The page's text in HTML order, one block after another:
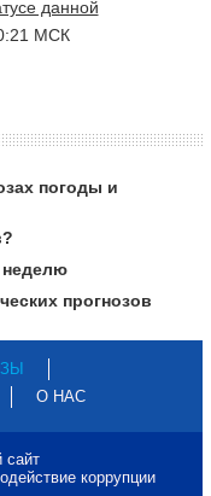
данной
МСК
погоды и
неделю
прогнозов
О НАС
сайт
коррупции